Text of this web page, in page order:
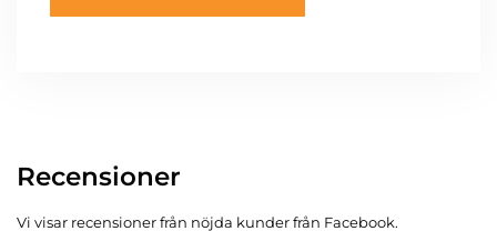
Recensioner
Vi visar recensioner från nöjda kunder från Facebook.